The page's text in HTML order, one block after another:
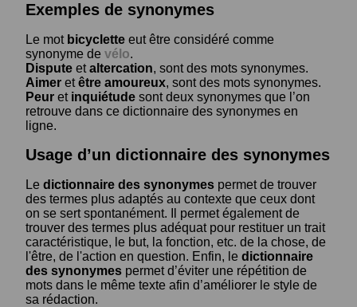
Exemples de synonymes
Le mot bicyclette eut être considéré comme
synonyme de vélo.
Dispute etaltercation, sont des mots synonymes.
Aimer etêtre amoureux, sont des mots synonymes.
Peur et inquiétude sont deux synonymes que l’on
retrouve dans ce dictionnaire des synonymes en
ligne.
Usage d’un dictionnaire des synonymes
Le dictionnaire des synonymes permet de trouver
des termes plus adaptés au contexte que ceux dont
on se sert spontanément. Il permet également de
trouver des termes plus adéquat pour restituer un trait
caractéristique, le but, la fonction, etc. de la chose, de
l'être, de l'action en question. Enfin, le dictionnaire
des synonymes permet d’éviter une répétition de
mots dans le même texte afin d’améliorer le style de
sa rédaction.